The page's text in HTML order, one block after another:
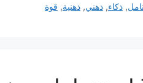
,ذكاء,ذهني,ذهنية, قوة